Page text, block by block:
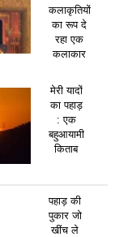
कलाकृतियों
का रूप दे
रहा एक
कलाकार
मेरी यादों
का पहाड़
: एक
बहुआयामी
किताब
पहाड़ की
पुकार जो
खींच ले